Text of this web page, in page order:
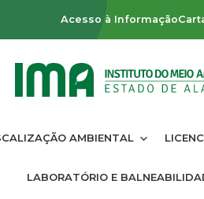
Acesso à Informação
AMBIENTAL
LABORATÓRIO E